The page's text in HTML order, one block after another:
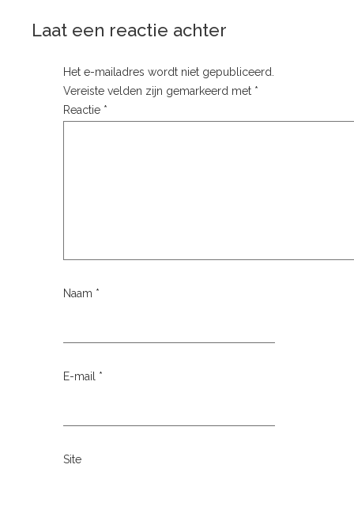
Laat een reactie achter
Het e-mailadres wordt niet gepubliceerd.
Vereiste velden zijn gemarkeerd met *
Reactie *
Naam *
E-mail *
Site